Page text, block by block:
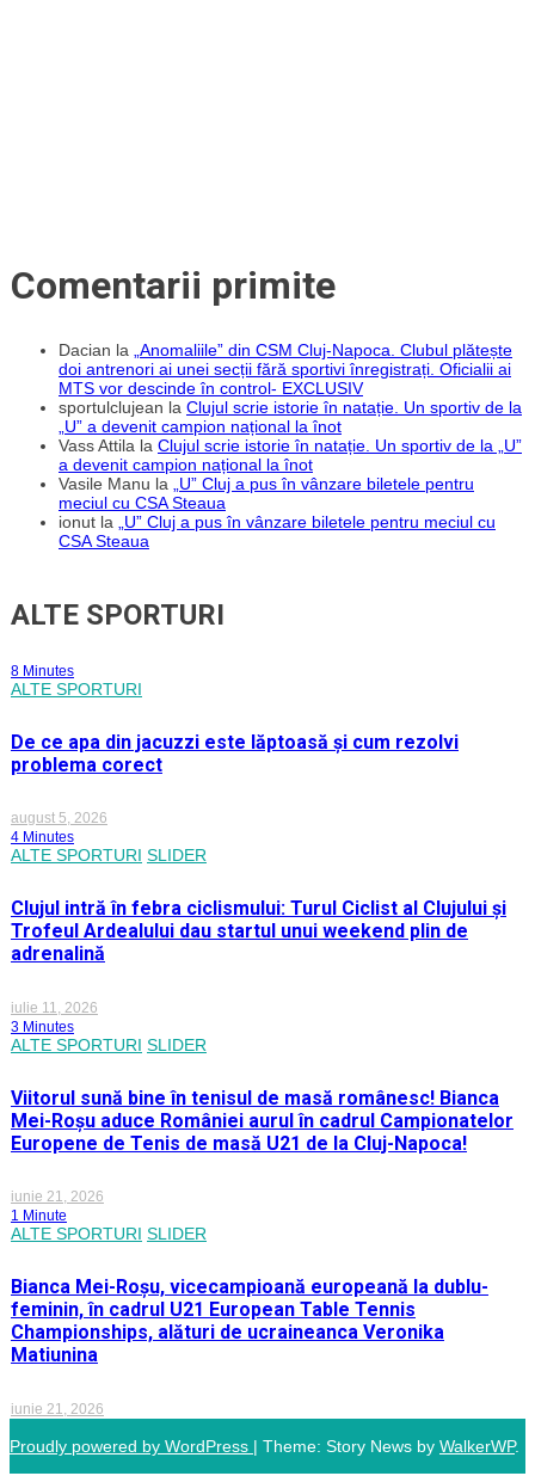
Comentarii primite
Dacian la
„Anomaliile” din CSM Cluj-Napoca. Clubul plătește
doi antrenori ai unei secții fără sportivi înregistrați. Oficialii ai
MTS vor descinde în control- EXCLUSIV
sportulclujean la Clujul scrie istorie în natație. Un sportiv de la
„U” a devenit campion național la înot
Vass Attila la Clujul scrie istorie în natație. Un sportiv de la „U”
a devenit campion național la înot
Vasile Manu la
„U” Cluj a pus în vânzare biletele pentru
meciul cu CSA Steaua
ionut la
„U” Cluj a pus în vânzare biletele pentru meciul cu
CSA Steaua
ALTE SPORTURI
8 Minutes
ALTE SPORTURI
De ce apa din jacuzzi este lăptoasă și cum rezolvi
problema corect
august 5, 2026
4 Minutes
ALTE SPORTURI SLIDER
Clujul intră în febra ciclismului: Turul Ciclist al Clujului și
Trofeul Ardealului dau startul unui weekend plin de
adrenalină
iulie 11, 2026
3 Minutes
ALTE SPORTURI SLIDER
Viitorul sună bine în tenisul de masă românesc! Bianca
Mei-Roșu aduce României aurul în cadrul Campionatelor
Europene de Tenis de masă U21 de la Cluj-Napoca!
iunie 21, 2026
1 Minute
ALTE SPORTURI SLIDER
Bianca Mei-Roșu, vicecampioană europeană la dublu-
feminin, în cadrul U21 European Table Tennis
Championships, alături de ucraineanca Veronika
Matiunina
iunie 21, 2026
Proudly powered by WordPress | Theme: Story News by WalkerWP.